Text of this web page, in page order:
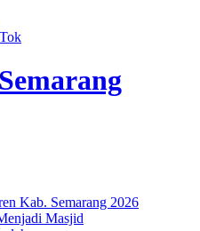
Kab. Semarang 2026
Masjid